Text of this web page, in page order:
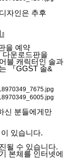
자인은 추후
을 예약
운로드판을
블 캐릭터인 솔과
『GGST 솔&
신 분들에게만
있습니다.
될 수 있습니다.
본체를 인터넷에